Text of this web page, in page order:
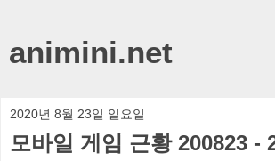
animini.net
2020년 8월 23일 일요일
모바일 게임 근황 200823 -